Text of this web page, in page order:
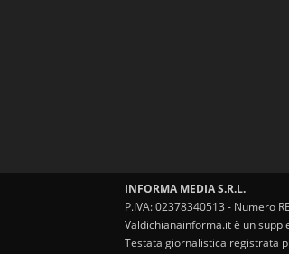
INFORMA MEDIA S.R.L.
P.IVA: 02378340513 - Numero
Valdichianainforma.it è un
Testata giornalistica registrata